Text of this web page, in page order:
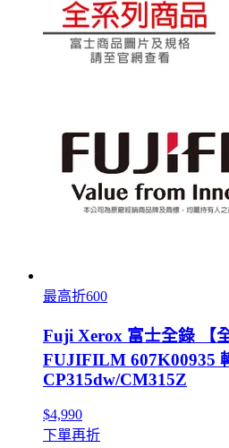
最高折600
Fuji Xerox 富士全錄 【
FUJIFILM 607K00935
CP315dw/CM315Z
$4,990
下單再折